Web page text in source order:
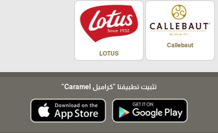
Callebaut
LOTUS
تثبيت تطبيقنا "كراميل Caramel"